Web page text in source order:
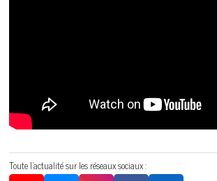
Toute l'actualité sur les réseaux sociaux :